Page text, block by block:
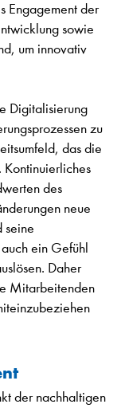
Engagement der
sowie
um innovativ
Digitalisierung
zu
das die
des
neue
seine
ein Gefühl
Daher
Mitarbeitenden
der nachhaltigen